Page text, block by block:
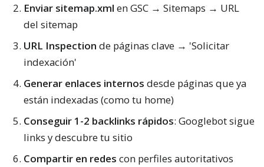
Enviar sitemap.xml en GSC → Sitemaps → URL
del sitemap
URL Inspection de páginas clave → 'Solicitar
indexación'
Generar enlaces internos desde páginas que ya
están indexadas (como tu home)
Conseguir 1-2 backlinks rápidos: Googlebot sigue
links y descubre tu sitio
Compartir en redes con perfiles autoritativos